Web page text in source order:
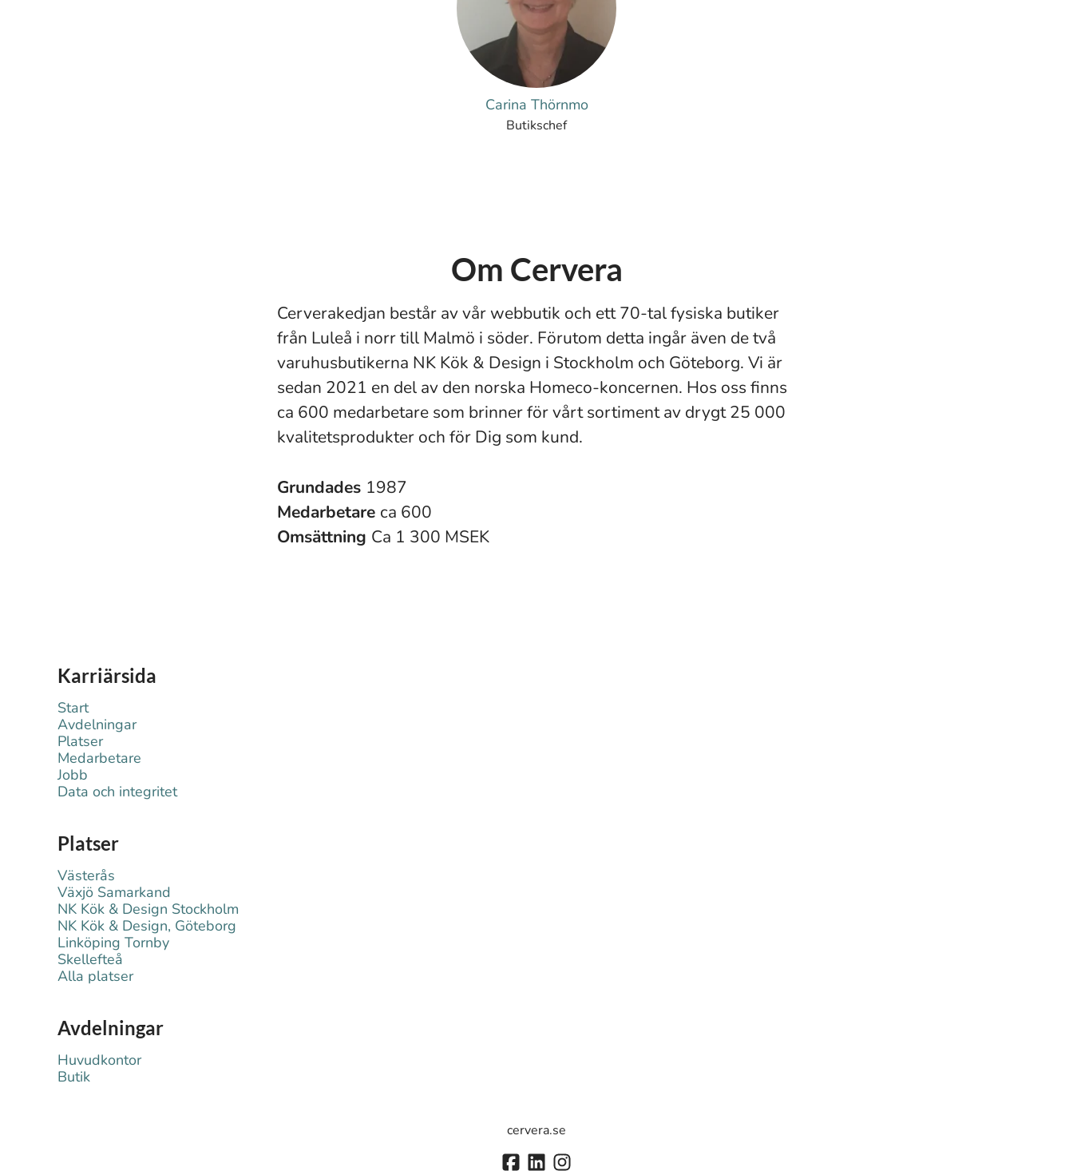
Carina Thörnmo
Butikschef
Om Cervera
Cerverakedjan består av vår webbutik och ett 70-tal fysiska butiker
från Luleå i norr till Malmö i söder. Förutom detta ingår även de två
varuhusbutikerna NK Kök & Design i Stockholm och Göteborg. Vi är
sedan 2021 en del av den norska Homeco-koncernen. Hos oss finns
ca 600 medarbetare som brinner för vårt sortiment av drygt 25 000
kvalitetsprodukter och för Dig som kund.
Grundades 1987
Medarbetare ca 600
Omsättning Ca 1 300 MSEK
Karriärsida
Start
Avdelningar
Platser
Medarbetare
Jobb
Data och integritet
Platser
Västerås
Växjö Samarkand
NK Kök & Design Stockholm
NK Kök & Design, Göteborg
Linköping Tornby
Skellefteå
Alla platser
Avdelningar
Huvudkontor
Butik
cervera.se